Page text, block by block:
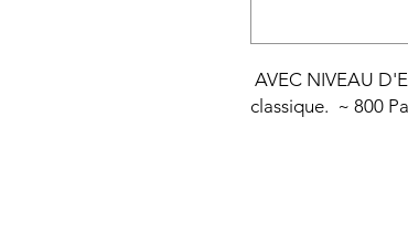
AVEC NIVEAU
classique. ~ 800